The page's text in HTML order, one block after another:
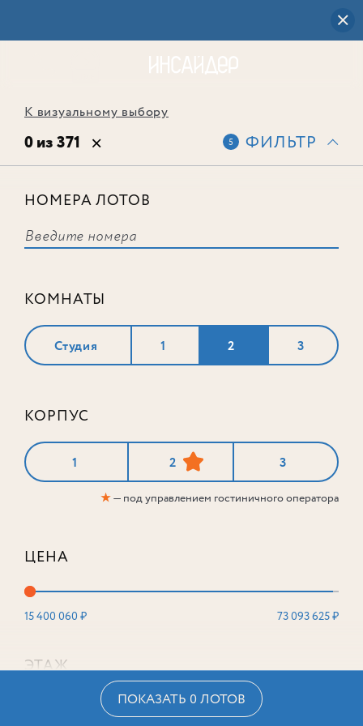
К визуальному выбору
0 из 371 5 ФИЛЬТР
НОМЕРА ЛОТОВ
КОМНАТЫ
Студия 1 2 3
КОРПУС
1 2 3
★— под управлением гостиничного оператора
ЦЕНА
15 400 060 ₽ 73 093 625 ₽
ЭТАЖ
ПОКАЗАТЬ 0 ЛОТОВ
соответствует ни одного лота